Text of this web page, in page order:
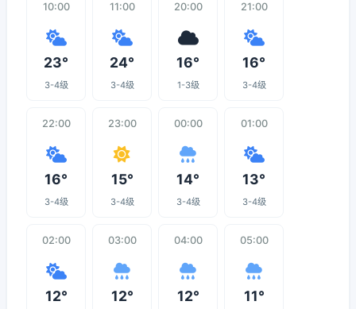
10:00
23°
3-4级
11:00
24°
3-4级
20:00
16°
1-3级
21:00
16°
3-4级
22:00
16°
3-4级
23:00
15°
3-4级
00:00
14°
3-4级
01:00
13°
3-4级
02:00
12°
03:00
12°
04:00
12°
05:00
11°